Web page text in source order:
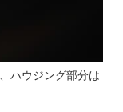
ハウジング部分は